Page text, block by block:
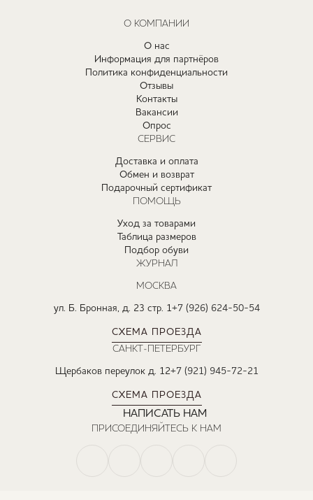
О КОМПАНИИ
О нас
Информация для партнёров
Политика конфиденциальности
Отзывы
Контакты
Вакансии
Опрос
СЕРВИС
Доставка и оплата
Обмен и возврат
Подарочный сертификат
ПОМОЩЬ
Уход за товарами
Таблица размеров
Подбор обуви
ЖУРНАЛ
МОСКВА
ул. Б. Бронная, д. 23 стр. 1+7 (926) 624-50-54
СХЕМА ПРОЕЗДА
САНКТ-ПЕТЕРБУРГ
Щербаков переулок д. 12+7 (921) 945-72-21
СХЕМА ПРОЕЗДА
НАПИСАТЬ НАМ
ПРИСОЕДИНЯЙТЕСЬ К НАМ